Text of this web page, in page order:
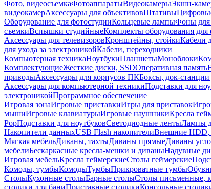
Фото, видеосъемкаФотоаппаратыВидеокамерыЭкшн-
видеокамерАксессуары для объективовШтативы
Оборудование для фотостудииКольцевые лампыФоны для
съемкиВспышки студийныеКомплекты оборудования для
Аксессуары для телевизоровКронштейны, стойкиКабели
для ухода за электроникойКабели, переходники
Компьютерная техникаНоутбукиПланшетыМоноблоки
КомплектующиеЖесткие диски, SSDОперативная память
приводыАксессуары для корпусов ПКБоксы, док-станции
Аксессуары для компьютерной техникиПодставки для
электроникойПрограммное обеспечение
Игровая зонаИгровые приставкиИгры для приставок
мышиИгровые клавиатурыИгровые наушникиКресла
PopПодставки для ноутбуковСветодиодные лентыЛампы
Накопители данныхUSB Flash накопителиВнешние HDD,
Мягкая мебельДиваны, тахтыДиваны прямыеДиваны
мебелиБескаркасные кресла-мешки и диваныНадувные
Игровая мебельКресла геймерскиеСтолы геймерские
Комоды, тумбыКомодыТумбыПрикроватные тумбы
СтолыКухонные столыБарные столыСтолы письменные,
столики для баниПриставные столикиКонсольные